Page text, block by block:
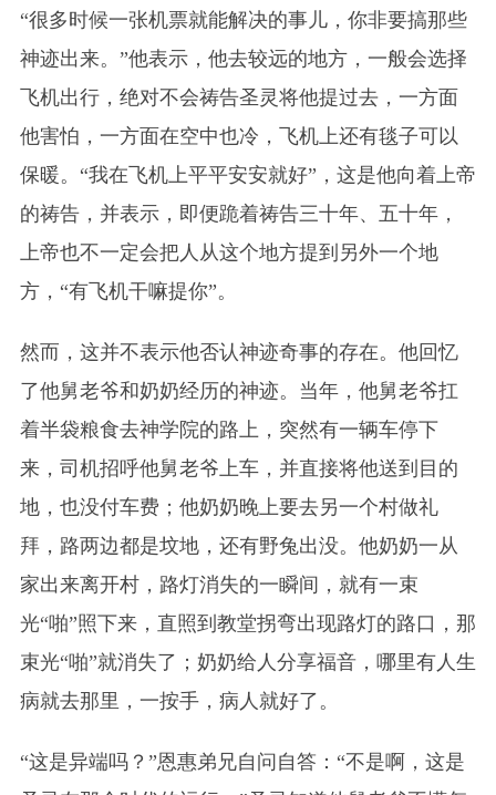
“很多时候一张机票就能解决的事儿，你非要搞那些
神迹出来。”他表示，他去较远的地方，一般会选择
飞机出行，绝对不会祷告圣灵将他提过去，一方面
他害怕，一方面在空中也冷，飞机上还有毯子可以
保暖。“我在飞机上平平安安就好”，这是他向着上帝
的祷告，并表示，即便跪着祷告三十年、五十年，
上帝也不一定会把人从这个地方提到另外一个地
方，“有飞机干嘛提你”。
然而，这并不表示他否认神迹奇事的存在。他回忆
了他舅老爷和奶奶经历的神迹。当年，他舅老爷扛
着半袋粮食去神学院的路上，突然有一辆车停下
来，司机招呼他舅老爷上车，并直接将他送到目的
地，也没付车费；他奶奶晚上要去另一个村做礼
拜，路两边都是坟地，还有野兔出没。他奶奶一从
家出来离开村，路灯消失的一瞬间，就有一束
光“啪”照下来，直照到教堂拐弯出现路灯的路口，那
束光“啪”就消失了；奶奶给人分享福音，哪里有人生
病就去那里，一按手，病人就好了。
“这是异端吗？”恩惠弟兄自问自答：“不是啊，这是